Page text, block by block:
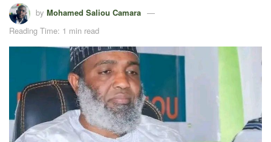
by Mohamed Saliou Camara
Reading Time: 1 min read